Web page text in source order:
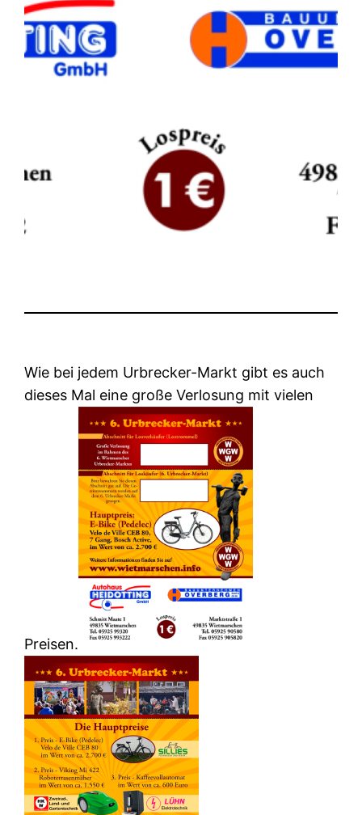
Wie bei jedem Urbrecker-Markt gibt es auch
dieses Mal eine große Verlosung mit vielen
Preisen.